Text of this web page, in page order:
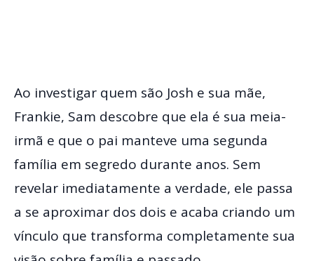
Ao investigar quem são Josh e sua mãe,
Frankie, Sam descobre que ela é sua meia-
irmã e que o pai manteve uma segunda
família em segredo durante anos. Sem
revelar imediatamente a verdade, ele passa
a se aproximar dos dois e acaba criando um
vínculo que transforma completamente sua